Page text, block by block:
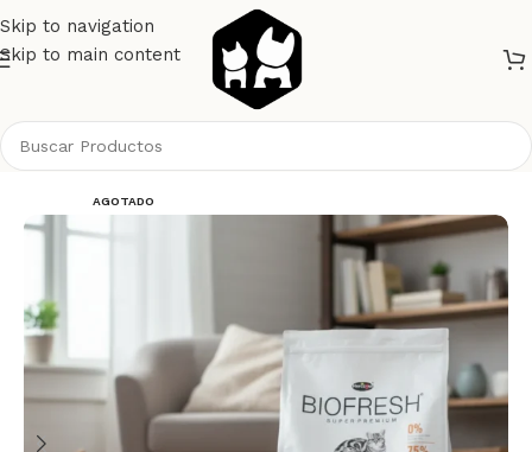
Skip to navigation
Skip to main content
AGOTADO